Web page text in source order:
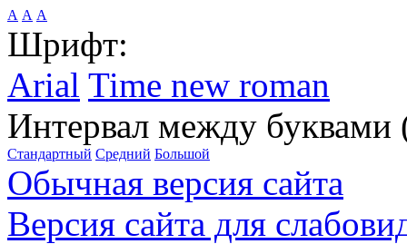
А А А
Шрифт:
Arial Time new roman
Интервал между буквами
Стандартный Средний Большой
Обычная версия сайта
Версия сайта для